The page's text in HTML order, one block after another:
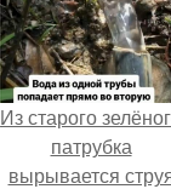
Из старого
патрубка
вырывается